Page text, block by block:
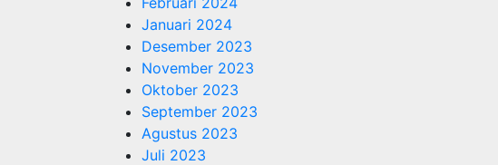
Januari 2024
Desember 2023
November 2023
Oktober 2023
September 2023
Agustus 2023
Juli 2023